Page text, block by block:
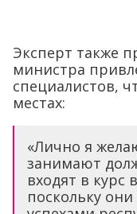
Эксперт также
министра
специалистов,
местах:
«Лично я
занимают
входят в курс
поскольку